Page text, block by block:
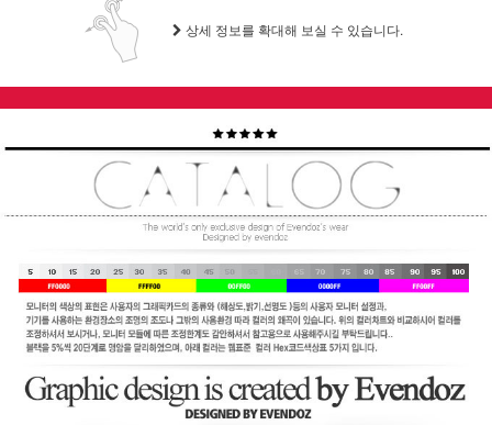
상세 정보를 확대해 보실 수 있습니다.